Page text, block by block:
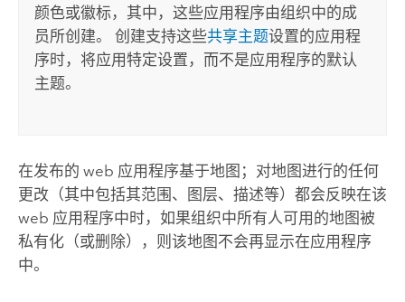
颜色或徽标，其中，这些应用程序由组织中的成
员所创建。 创建支持这些共享主题设置的应用程
序时，将应用特定设置，而不是应用程序的默认
主题。
在发布的 web 应用程序基于地图；对地图进行的任何
更改（其中包括其范围、图层、描述等）都会反映在该
web 应用程序中时，如果组织中所有人可用的地图被
私有化（或删除），则该地图不会再显示在应用程序
中。